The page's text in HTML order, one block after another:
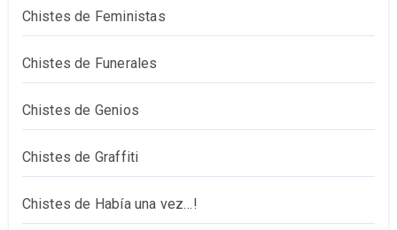
Chistes de Feministas
Chistes de Funerales
Chistes de Genios
Chistes de Graffiti
Chistes de Había una vez…!